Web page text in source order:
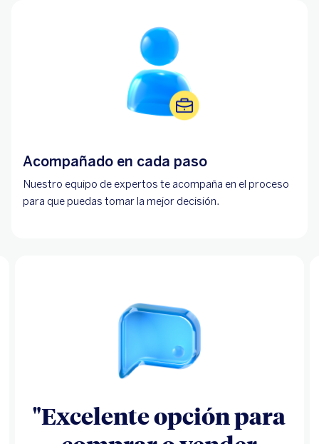
Acompañado en cada paso
Nuestro equipo de expertos te acompaña en el proceso
para que puedas tomar la mejor decisión.